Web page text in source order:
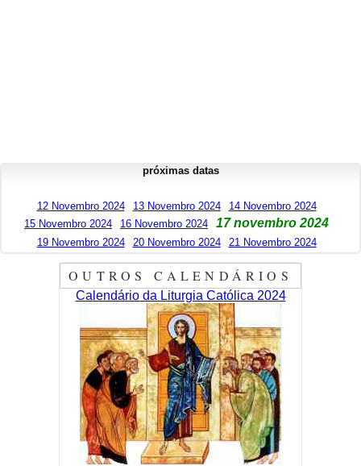
próximas datas
12 Novembro 2024 13 Novembro 2024
14 Novembro 2024
15 Novembro 2024
16 Novembro 2024 17 novembro 2024
19 Novembro 2024 20 Novembro 2024 21 Novembro 2024
OUTROS CALENDÁRIOS
Calendário da Liturgia Católica 2024